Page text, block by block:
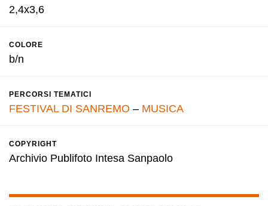
2,4x3,6
COLORE
b/n
PERCORSI TEMATICI
FESTIVAL DI SANREMO – MUSICA
COPYRIGHT
Archivio Publifoto Intesa Sanpaolo